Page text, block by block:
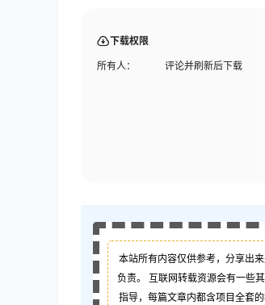
下载权限
所有人： 评论并刷新后下载
本站所有内容仅供参考，分享出
负责。 互联网转载资源会有一些
指导，每篇文章内都含项目全套